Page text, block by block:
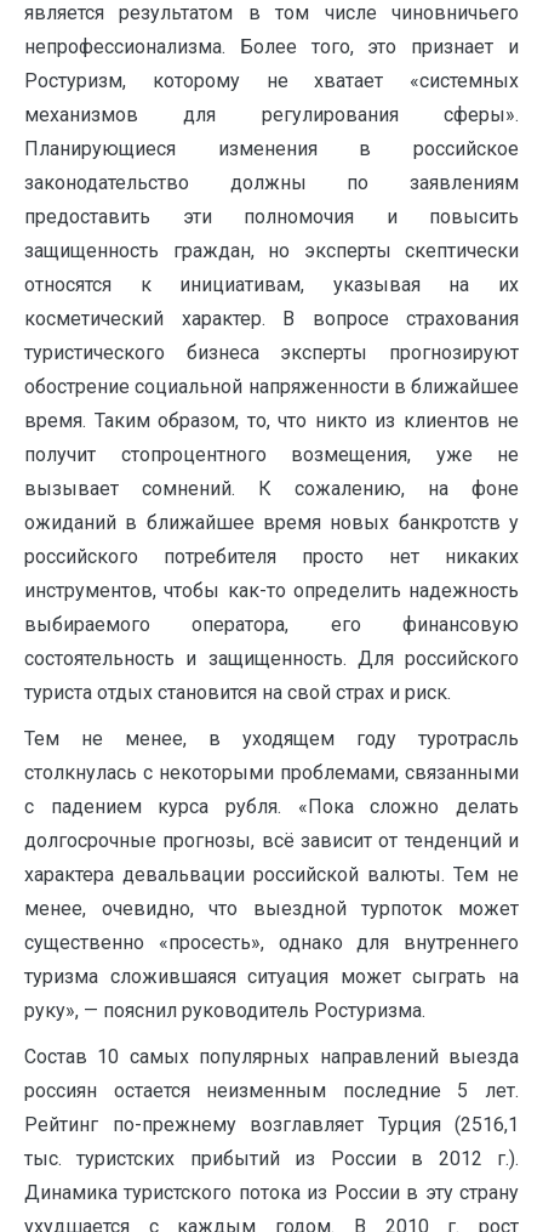
является результатом в том числе чиновничьего
непрофессионализма. Более того, это признает и
Ростуризм, которому не хватает «системных
механизмов для регулирования сферы».
Планирующиеся изменения в российское
законодательство должны по заявлениям
предоставить эти полномочия и повысить
защищенность граждан, но эксперты скептически
относятся к инициативам, указывая на их
косметический характер. В вопросе страхования
туристического бизнеса эксперты прогнозируют
обострение социальной напряженности в ближайшее
время. Таким образом, то, что никто из клиентов не
получит стопроцентного возмещения, уже не
вызывает сомнений. К сожалению, на фоне
ожиданий в ближайшее время новых банкротств у
российского потребителя просто нет никаких
инструментов, чтобы как-то определить надежность
выбираемого оператора, его финансовую
состоятельность и защищенность. Для российского
туриста отдых становится на свой страх и риск.
Тем не менее, в уходящем году туротрасль
столкнулась с некоторыми проблемами, связанными
с падением курса рубля. «Пока сложно делать
долгосрочные прогнозы, всё зависит от тенденций и
характера девальвации российской валюты. Тем не
менее, очевидно, что выездной турпоток может
существенно «просесть», однако для внутреннего
туризма сложившаяся ситуация может сыграть на
руку», — пояснил руководитель Ростуризма.
Состав 10 самых популярных направлений выезда
россиян остается неизменным последние 5 лет.
Рейтинг по-прежнему возглавляет Турция (2516,1
тыс. туристских прибытий из России в 2012 г.).
Динамика туристского потока из России в эту страну
ухудшается с каждым годом. В 2010 г. рост